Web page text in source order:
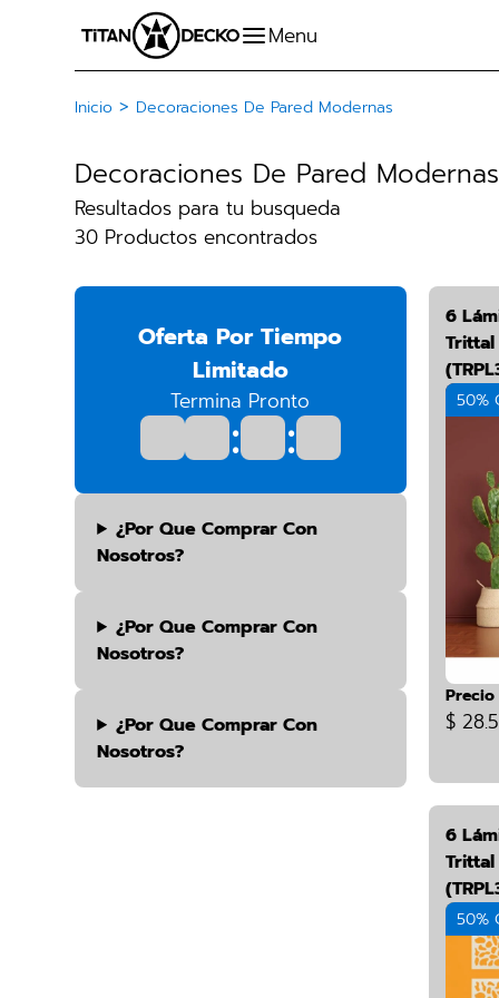
Inicio > Decoraciones De Pared Modernas
Decoraciones De Pared Modernas
Resultados para tu busqueda
30 Productos encontrados
Oferta Por Tiempo
Limitado
Termina Pronto
: :
¿por Que Comprar Con
Nosotros?
¿por Que Comprar Con
Nosotros?
¿por Que Comprar Con
Nosotros?
6
50%
Precio
$
6
50%